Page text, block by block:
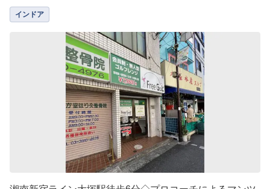
インドア